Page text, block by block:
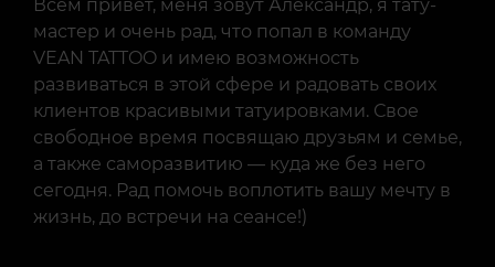
Всем привет, меня зовут Александр, я тату-
мастер и очень рад, что попал в команду
VEAN TATTOO и имею возможность
развиваться в этой сфере и радовать своих
клиентов красивыми татуировками. Свое
свободное время посвящаю друзьям и семье,
а также саморазвитию — куда же без него
сегодня. Рад помочь воплотить вашу мечту в
жизнь, до встречи на сеансе!)